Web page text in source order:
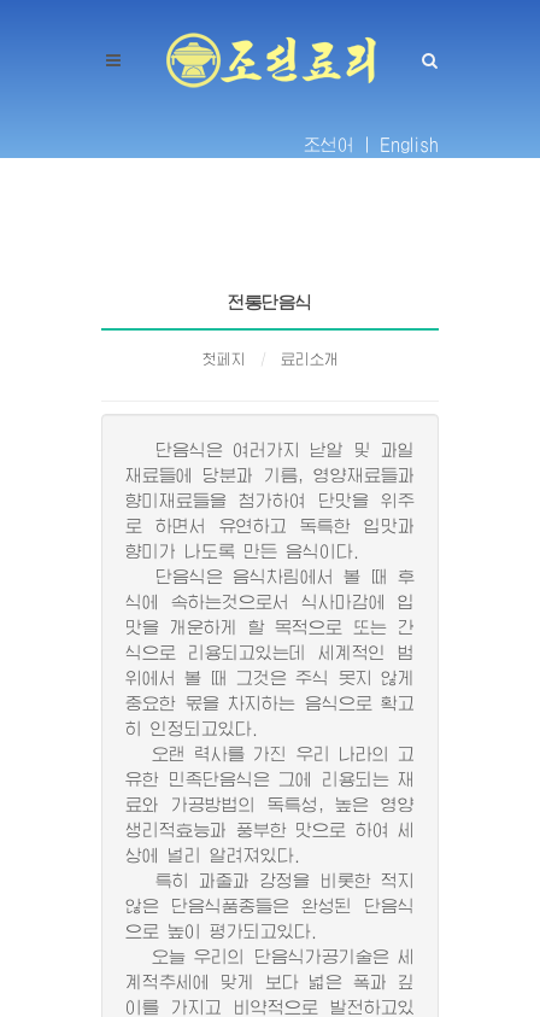
조선어 | English
전통단음식
첫페지 료리소개
단음식은 여러가지 낟알 및 과일
재료들에 당분과 기름, 영양재료들과
향미재료들을 첨가하여 단맛을 위주
로 하면서 유연하고 독특한 입맛과
향미가 나도록 만든 음식이다.
단음식은 음식차림에서 볼 때 후
식에 속하는것으로서 식사마감에 입
맛을 개운하게 할 목적으로 또는 간
식으로 리용되고있는데 세계적인 범
위에서 볼 때 그것은 주식 못지 않게
중요한 몫을 차지하는 음식으로 확고
히 인정되고있다.
오랜 력사를 가진 우리 나라의 고
유한 민족단음식은 그에 리용되는 재
료와 가공방법의 독특성, 높은 영양
생리적효능과 풍부한 맛으로 하여 세
상에 널리 알려져있다.
특히 과줄과 강정을 비롯한 적지
않은 단음식품종들은 완성된 단음식
으로 높이 평가되고있다.
오늘 우리의 단음식가공기술은 세
계적추세에 맞게 보다 넓은 폭과 깊
이를 가지고 비약적으로 발전하고있